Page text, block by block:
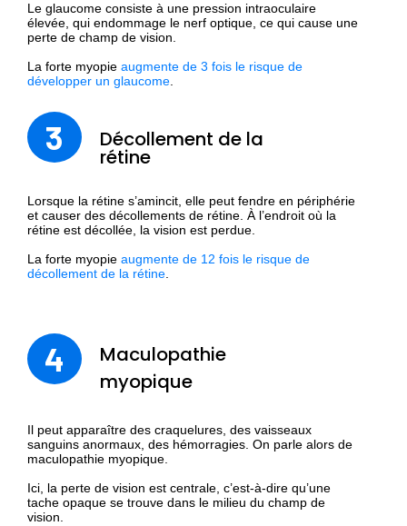
Le glaucome consiste à une pression intraoculaire
élevée, qui endommage le nerf optique, ce qui cause une
perte de champ de vision.
La forte myopie augmente de 3 fois le risque de
développer un glaucome
3 Décollement de la
rétine
Lorsque la rétine s’amincit, elle peut fendre en périphérie
et causer des décollements de rétine. À l’endroit où la
rétine est décollée, la vision est perdue.
La forte myopie augmente de 12 fois le risque de
décollement de la rétine
4
Maculopathie
myopique
Il peut apparaître des craquelures, des vaisseaux
sanguins anormaux, des hémorragies. On parle alors de
maculopathie myopique.
Ici, la perte de vision est centrale, c’est-à-dire qu’une
tache opaque se trouve dans le milieu du champ de
vision.